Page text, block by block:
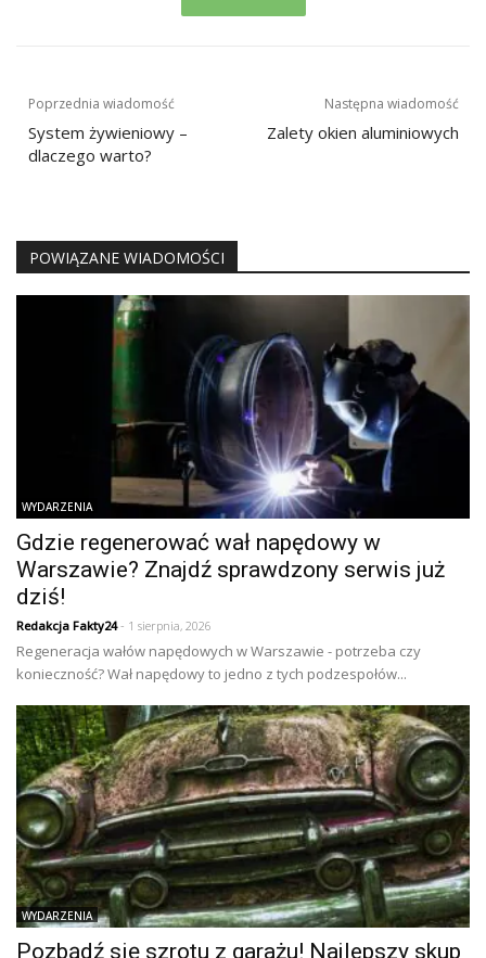
Nawigacja
wpisu
Poprzednia wiadomość
System żywieniowy –
dlaczego warto?
Następna wiadomość
Zalety okien aluminiowych
POWIĄZANE WIADOMOŚCI
WYDARZENIA
Gdzie regenerować wał napędowy w
Warszawie? Znajdź sprawdzony serwis już
dziś!
Redakcja Fakty24- 1 sierpnia, 2026
Regeneracja wałów napędowych w Warszawie - potrzeba czy
konieczność? Wał napędowy to jedno z tych podzespołów...
WYDARZENIA
Pozbądź się szrotu z garażu! Najlepszy skup